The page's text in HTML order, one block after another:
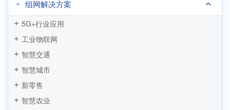
组网解决方案
5G+行业应用
工业物联网
智慧交通
智慧城市
新零售
智慧农业